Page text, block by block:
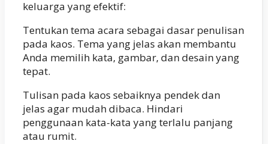
keluarga yang efektif:
Tentukan tema acara sebagai dasar penulisan
pada kaos. Tema yang jelas akan membantu
Anda memilih kata, gambar, dan desain yang
tepat.
Tulisan pada kaos sebaiknya pendek dan
jelas agar mudah dibaca. Hindari
penggunaan kata-kata yang terlalu panjang
atau rumit.